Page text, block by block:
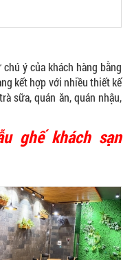
ý của khách hàng bằng
kết hợp với nhiều thiết kế
sữa, quán ăn, quán nhậu,
ghế khách sạn